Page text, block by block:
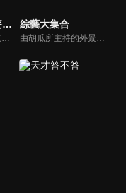
Money Money 麥克瘋
《Money Money麥克瘋》節目強調不比音準、不比音色，也不比外型、外貌、氣質、長相等如何，只強調只要歌詞記得牢，就可以參加比賽。
綜藝大集合
由胡瓜所主持的外景綜藝節目，秉持著「幸福好運到，獎金送夠夠」的精神，和眾多藝人與鄉親同樂玩遊戲拿獎金，介紹各地的人文、美食、特產等，提供豐富多元的內容，不間斷的笑料，讓您忘卻一切煩惱、開懷大笑。